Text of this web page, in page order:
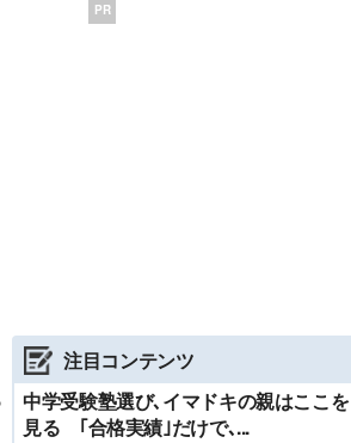
PR
注目コンテンツ
中学受験塾選び､イマドキの親はここを
見る ｢合格実績｣だけで､...